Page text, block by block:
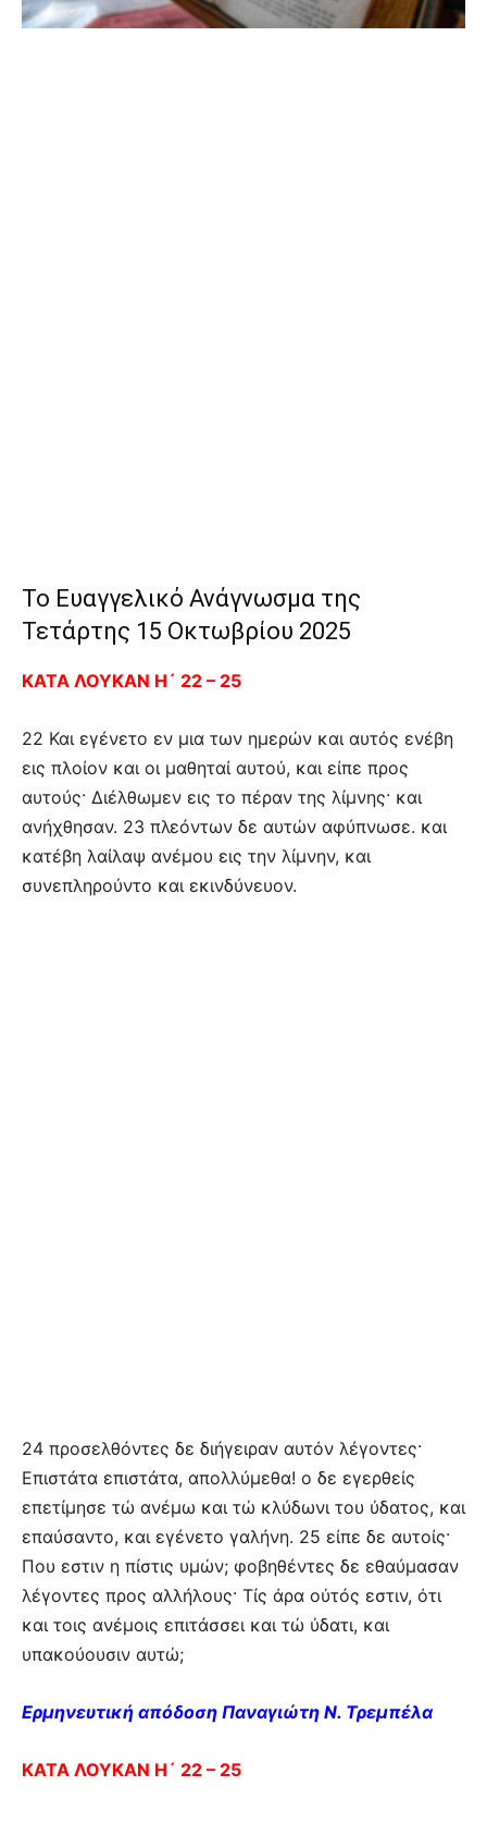
Το Ευαγγελικό Ανάγνωσμα της
Τετάρτης 15 Οκτωβρίου 2025
ΚΑΤΑ ΛΟΥΚΑΝ Η´ 22 – 25
22 Και εγένετο εν μια των ημερών και αυτός ενέβη
εις πλοίον και οι μαθηταί αυτού, και είπε προς
αυτούς· Διέλθωμεν εις το πέραν της λίμνης· και
ανήχθησαν. 23 πλεόντων δε αυτών αφύπνωσε. και
κατέβη λαίλαψ ανέμου εις την λίμνην, και
συνεπληρούντο και εκινδύνευον.
24 προσελθόντες δε διήγειραν αυτόν λέγοντες·
Επιστάτα επιστάτα, απολλύμεθα! ο δε εγερθείς
επετίμησε τώ ανέμω και τώ κλύδωνι του ύδατος, και
επαύσαντο, και εγένετο γαλήνη. 25 είπε δε αυτοίς·
Που εστιν η πίστις υμών; φοβηθέντες δε εθαύμασαν
λέγοντες προς αλλήλους· Τίς άρα ούτός εστιν, ότι
και τοις ανέμοις επιτάσσει και τώ ύδατι, και
υπακούουσιν αυτώ;
Ερμηνευτική απόδοση Παναγιώτη Ν. Τρεμπέλα
ΚΑΤΑ ΛΟΥΚΑΝ Η´ 22 – 25